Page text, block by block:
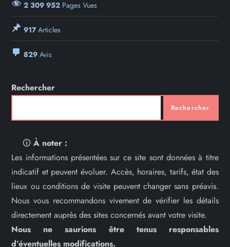
2 309 952 Pages Vues
917Articles
829 Avis
Rechercher
Rechercher
🛈À noter :
Les informations présentées sur ce site sont données à titre
indicatif et peuvent évoluer. Accès, horaires, tarifs, état des
lieux ou conditions de visite peuvent changer sans préavis.
Nous vous recommandons vivement de vérifier les détails
directement auprès des sites concernés avant votre visite.
Nous ne saurions être tenus responsables
d’éventuelles modifications.